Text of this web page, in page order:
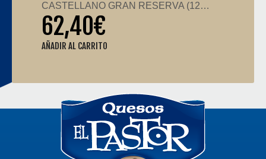
CASTELLANO GRAN RESERVA (12…
62,40€
AÑADIR AL CARRITO